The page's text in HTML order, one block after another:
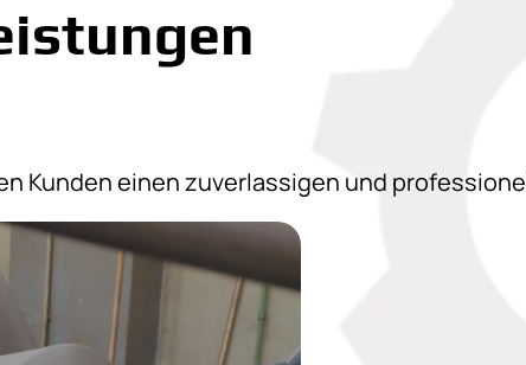
Kunden einen zuverlassigen und